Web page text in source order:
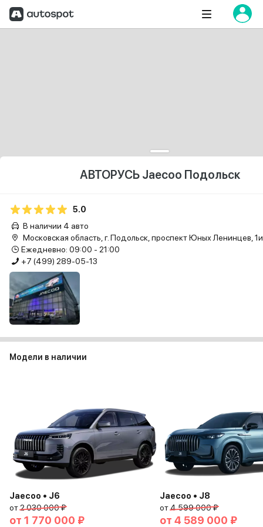
АВТОРУСЬ Jaecoo Подольск
5.0
В наличии 4 авто
Московская область, г. Подольск, проспект Юных Ленинцев,
Ежедневно: 09:00 - 21:00
+7 (499) 289-05-13
Модели в наличии
Jaecoo • J6
от2 030 000 ₽
от 1 770 000 ₽
Jaecoo • J8
от4 599 000 ₽
от 4 589 000 ₽